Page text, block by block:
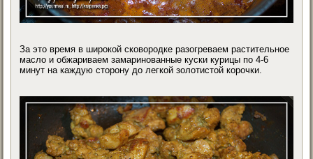
За это время в широкой сковородке разогреваем растительное
масло и обжариваем замаринованные куски курицы по 4-6
минут на каждую сторону до легкой золотистой корочки.